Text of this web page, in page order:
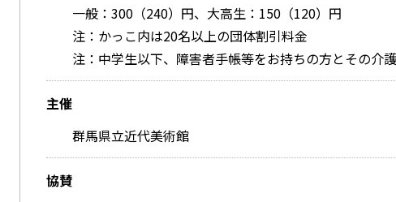
一般：300（240）円、大高生：150（120）円
注：かっこ内は20名以上の団体割引料金
注：中学生以下、障害者手帳等をお持ちの方とその介
主催
群馬県立近代美術館
協賛